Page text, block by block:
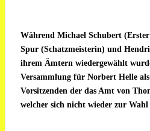
Während Michael Schubert
Spur (Schatzmeisterin) und
ihrem Ämtern wiedergewählt
Versammlung für Norbert Helle
Vorsitzenden der das Amt von
welcher sich nicht wieder zur Wahl